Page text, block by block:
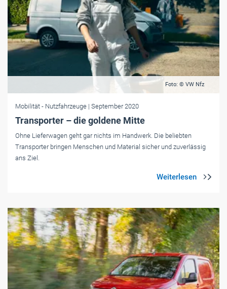
Foto: © VW Nfz
Mobilität - Nutzfahrzeuge | September 2020
Transporter – die goldene Mitte
Ohne Lieferwagen geht gar nichts im Handwerk. Die beliebten
Transporter bringen Menschen und Material sicher und zuverlässig
ans Ziel.